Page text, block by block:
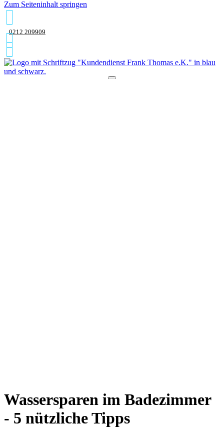
Zum Seiteninhalt springen
0212 209909
Wassersparen im Badezimmer
- 5 nützliche Tipps